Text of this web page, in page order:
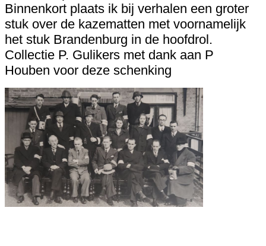
Binnenkort plaats ik bij verhalen een groter
stuk over de kazematten met voornamelijk
het stuk Brandenburg in de hoofdrol.
Collectie P. Gulikers met dank aan P
Houben voor deze schenking